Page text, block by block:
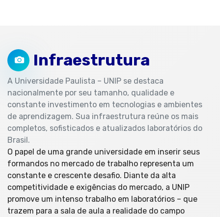
Infraestrutura
A Universidade Paulista – UNIP se destaca
nacionalmente por seu tamanho, qualidade e
constante investimento em tecnologias e ambientes
de aprendizagem. Sua infraestrutura reúne os mais
completos, sofisticados e atualizados laboratórios do
Brasil.
O papel de uma grande universidade em inserir seus
formandos no mercado de trabalho representa um
constante e crescente desafio. Diante da alta
competitividade e exigências do mercado, a UNIP
promove um intenso trabalho em laboratórios – que
trazem para a sala de aula a realidade do campo